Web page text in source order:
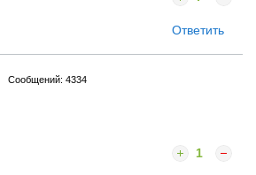
Ответить
Сообщений: 4334
1